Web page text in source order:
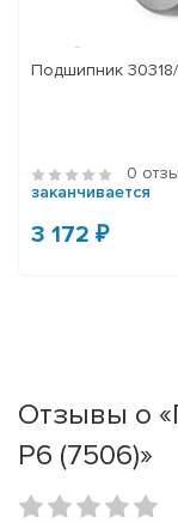
Подшипник
0
заканчивается
3 172 ₽
Отзывы о
P6 (7506)»